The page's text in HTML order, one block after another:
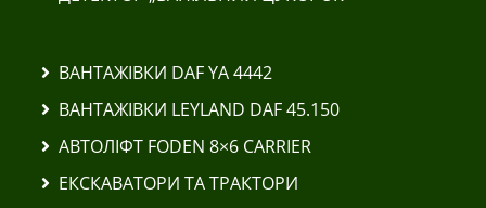
ВАНТАЖІВКИ DAF YA 4442
ВАНТАЖІВКИ LEYLAND DAF 45.150
АВТОЛІФТ FODEN 8×6 CARRIER
ЕКСКАВАТОРИ ТА ТРАКТОРИ